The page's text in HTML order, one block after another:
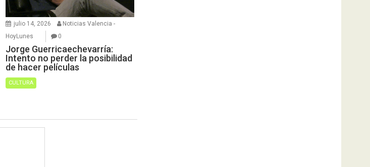
julio 14, 2026
Noticias Valencia -
HoyLunes
0
Jorge Guerricaechevarría:
Intento no perder la posibilidad
de hacer películas
CULTURA